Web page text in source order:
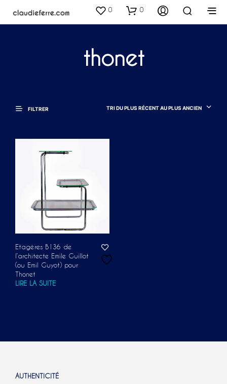
0 0
thonet
FILTRER TRI DU PLUS RÉCENT AU PLUS ANCIEN
Etagères B136 de
l’architecte Emile Guillot
(ou Emil Guyot) pour
Thonet
LIRE LA SUITE
AUTHENTICITÉ